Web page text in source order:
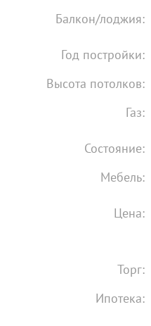
Балкон/лоджия:
Год постройки:
Высота потолков:
Газ:
Состояние:
Мебель:
Цена:
Торг:
Ипотека: